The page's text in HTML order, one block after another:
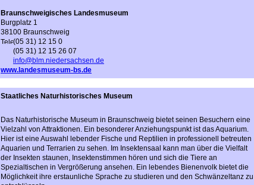
Braunschweigisches Landesmuseum
Burgplatz 1
38100 Braunschweig
(05 31) 12 15 0
(05 31) 12 15 26 07
info@blm.niedersachsen.de
www.landesmuseum-bs.de
Staatliches Naturhistorisches Museum
Das Naturhistorische Museum in Braunschweig bietet seinen Besuchern eine
Vielzahl von Attraktionen. Ein besonderer Anziehungspunkt ist das Aquarium.
Hier ist eine Auswahl lebender Fische und Reptilien in professionell betreuten
Aquarien und Terrarien zu sehen. Im Insektensaal kann man über die Vielfalt
der Insekten staunen, Insektenstimmen hören und sich die Tiere an
Spezialtischen in Vergrößerung ansehen. Ein lebendes Bienenvolk bietet die
Möglichkeit ihre erstaunliche Sprache zu studieren und den Schwänzeltanz zu